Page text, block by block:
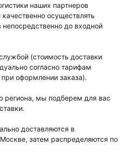
наших партнеров
осуществлять
непосредственно до входной
(стоимость доставки
согласно тарифам
оформлении заказа).
региона, мы подберем для вас
доставляются в
затем распределяются по